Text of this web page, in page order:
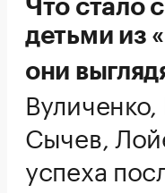
Что стало
детьми из
они
Сычев,
успеха